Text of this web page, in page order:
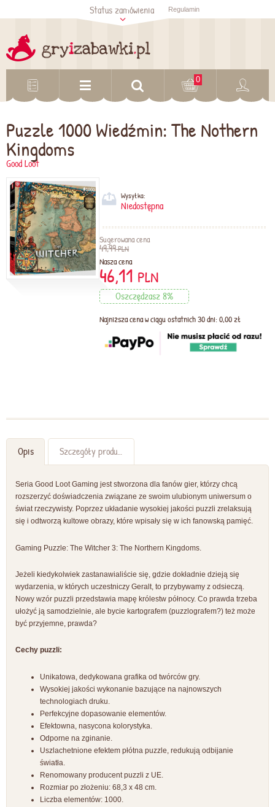
Sprawdź status
zamówienia
Status zamówienia Regulamin
0
Puzzle 1000 Wiedźmin: The Nothern
Kingdoms
Good Loot
Wysyłka:
Niedostępna
Sugerowana cena
49,99PLN
Nasza cena
46,11 PLN
Oszczędzasz 8%
Najniższa cena w ciągu ostatnich 30 dni: 0,00 zł
Opis Szczegóły produktu
Seria Good Loot Gaming jest stworzona dla fanów gier, którzy chcą
rozszerzyć doświadczenia związane ze swoim ulubionym uniwersum o
świat rzeczywisty. Poprzez układanie wysokiej jakości puzzli zrelaksują
się i odtworzą kultowe obrazy, które wpisały się w ich fanowską pamięć.
Gaming Puzzle: The Witcher 3: The Northern Kingdoms.
Jeżeli kiedykolwiek zastanawialiście się, gdzie dokładnie dzieją się
wydarzenia, w których uczestniczy Geralt, to przybywamy z odsieczą.
Nowy wzór puzzli przedstawia mapę królestw północy. Co prawda trzeba
ułożyć ją samodzielnie, ale bycie kartografem (puzzlografem?) też może
być przyjemne, prawda?
Cechy puzzli:
Unikatowa, dedykowana grafika od twórców gry.
Wysokiej jakości wykonanie bazujące na najnowszych
technologiach druku.
Perfekcyjne dopasowanie elementów.
Efektowna, nasycona kolorystyka.
Odporne na zginanie.
Uszlachetnione efektem płótna puzzle, redukują odbijanie
światła.
Renomowany producent puzzli z UE.
Rozmiar po złożeniu: 68,3 x 48 cm.
Liczba elementów: 1000.